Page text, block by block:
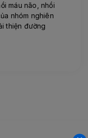
máu não, nhồi
nhóm nghiên
thiện đường